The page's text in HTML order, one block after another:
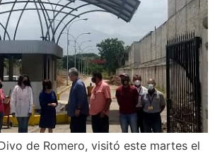
de Romero, visitó este martes el